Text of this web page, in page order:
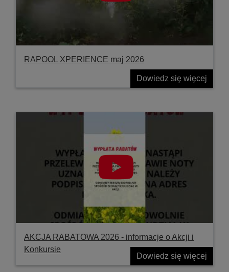
RAPOOL XPERIENCE maj 2026
Dowiedz się więcej
AKCJA RABATOWA 2026 - informacje o Akcji i
Konkursie
Dowiedz się więcej